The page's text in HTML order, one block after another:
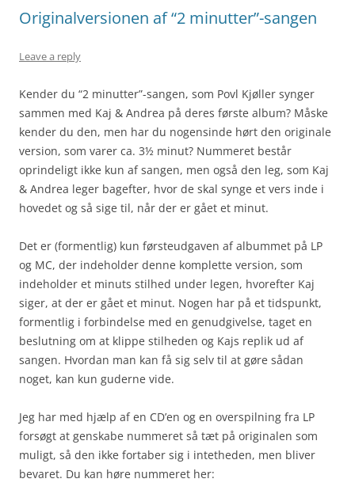
Originalversionen af “2 minutter”-sangen
Leave a reply
Kender du “2 minutter”-sangen, som Povl Kjøller synger
sammen med Kaj & Andrea på deres første album? Måske
kender du den, men har du nogensinde hørt den originale
version, som varer ca. 3½ minut? Nummeret består
oprindeligt ikke kun af sangen, men også den leg, som Kaj
& Andrea leger bagefter, hvor de skal synge et vers inde i
hovedet og så sige til, når der er gået et minut.
Det er (formentlig) kun førsteudgaven af albummet på LP
og MC, der indeholder denne komplette version, som
indeholder et minuts stilhed under legen, hvorefter Kaj
siger, at der er gået et minut. Nogen har på et tidspunkt,
formentlig i forbindelse med en genudgivelse, taget en
beslutning om at klippe stilheden og Kajs replik ud af
sangen. Hvordan man kan få sig selv til at gøre sådan
noget, kan kun guderne vide.
Jeg har med hjælp af en CD’en og en overspilning fra LP
forsøgt at genskabe nummeret så tæt på originalen som
muligt, så den ikke fortaber sig i intetheden, men bliver
bevaret. Du kan høre nummeret her: